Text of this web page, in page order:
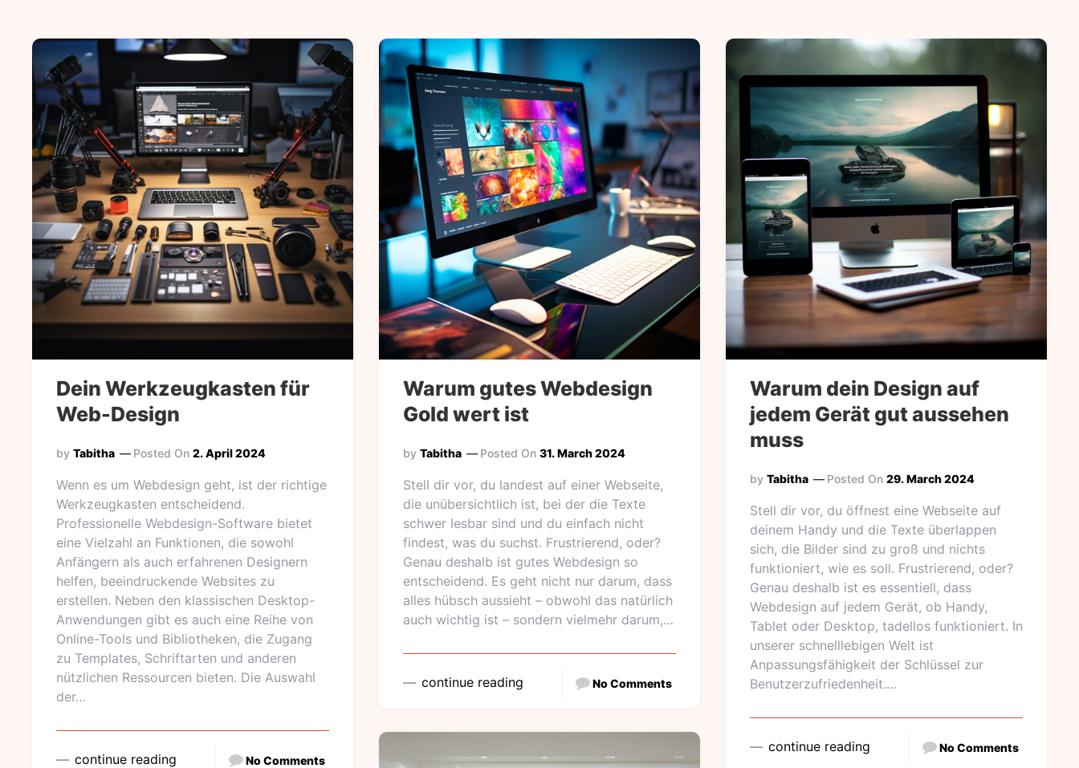
Dein Werkzeugkasten für
Web-Design
by Tabitha Posted On 2. April 2024
Wenn es um Webdesign geht, ist der richtige
Werkzeugkasten entscheidend.
Professionelle Webdesign-Software bietet
eine Vielzahl an Funktionen, die sowohl
Anfängern als auch erfahrenen Designern
helfen, beeindruckende Websites zu
erstellen. Neben den klassischen Desktop-
Anwendungen gibt es auch eine Reihe von
Online-Tools und Bibliotheken, die Zugang
zu Templates, Schriftarten und anderen
nützlichen Ressourcen bieten. Die Auswahl
der…
continue reading No Comments
Warum gutes Webdesign
Gold wert ist
by Tabitha Posted On 31. March 2024
Stell dir vor, du landest auf einer Webseite,
die unübersichtlich ist, bei der die Texte
schwer lesbar sind und du einfach nicht
findest, was du suchst. Frustrierend, oder?
Genau deshalb ist gutes Webdesign so
entscheidend. Es geht nicht nur darum, dass
alles hübsch aussieht – obwohl das natürlich
auch wichtig ist – sondern vielmehr darum,…
continue reading No Comments
Warum dein Design auf
jedem Gerät gut aussehen
muss
by Tabitha Posted On 29. March 2024
Stell dir vor, du öffnest eine Webseite auf
deinem Handy und die Texte überlappen
sich, die Bilder sind zu groß und nichts
funktioniert, wie es soll. Frustrierend, oder?
Genau deshalb ist es essentiell, dass
Webdesign auf jedem Gerät, ob Handy,
Tablet oder Desktop, tadellos funktioniert. In
unserer schnelllebigen Welt ist
Anpassungsfähigkeit der Schlüssel zur
Benutzerzufriedenheit.…
continue reading No Comments